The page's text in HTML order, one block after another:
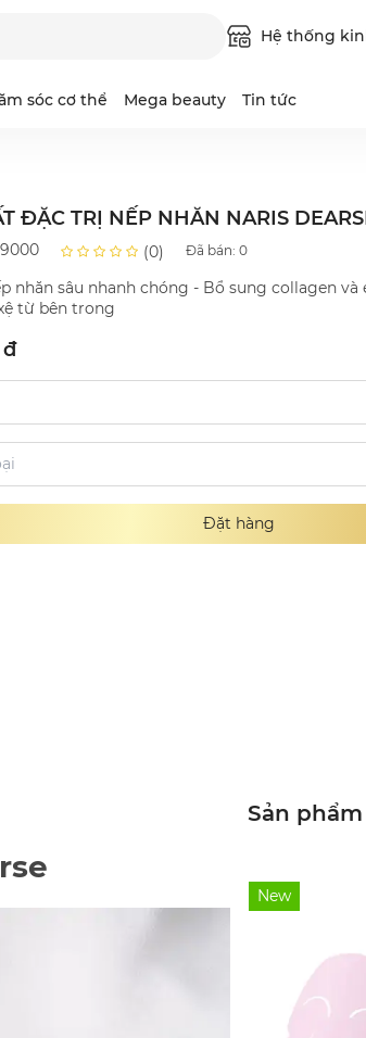
Hệ thống
Luque
Leadbeau
in Creme
Intimilli
sóc cơ thể Mega beauty Tin tức
ĐẶC TRỊ NẾP NHĂN NARIS
(0) Đã bán: 0
nhăn sâu nhanh chóng - Bổ sung collagen và
từ bên trong
đ
Đặt hàng
Sản
New